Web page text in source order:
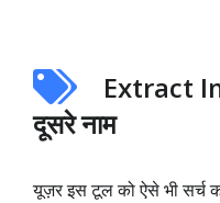
Extract
दूसरे नाम
यूज़र इस टूल को ऐसे भी सर्च